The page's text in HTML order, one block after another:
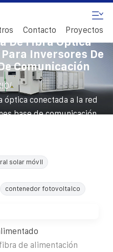
Contacto Proyectos
De Fibra Óptica
Inversores De
Comunicación
/
conectada a la red
base de comunicación
solar móvil
contenedor fotovoltaico
de alimentación